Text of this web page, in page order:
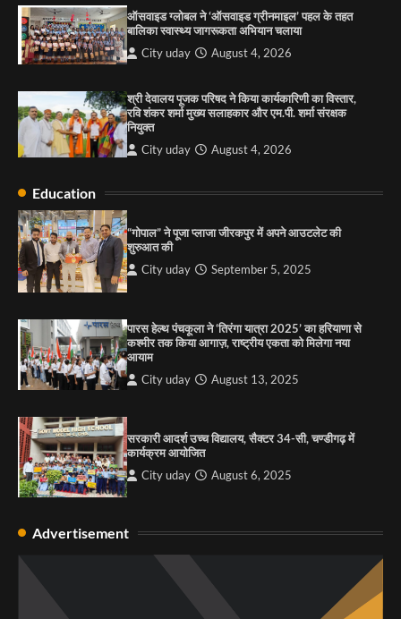
1
City uday September 5, 2025
कश्मीर तक किया आगाज़, राष्ट्रीय एकता को मिलेगा नया
आयाम
City uday
3
कार्यक्रम आयोजित
4
City uday August 6, 2025
ऑसवाइड ग्लोबल ने ‘ऑसवाइड ग्रीनमाइल’ पहल के तहत
बालिका स्वास्थ्य जागरूकता अभियान चलाया
City uday August 4, 2026
श्री देवालय पूजक परिषद ने किया कार्यकारिणी का विस्तार,
रवि शंकर शर्मा मुख्य सलाहकार और एम.पी. शर्मा संरक्षक
नियुक्त
City uday August 4, 2026
Education
“गोपाल” ने पूजा प्लाजा जीरकपुर में अपने आउटलेट की
शुरुआत की
City uday September 5, 2025
पारस हेल्थ पंचकूला ने ‘तिरंगा यात्रा 2025’ का हरियाणा से
कश्मीर तक किया आगाज़, राष्ट्रीय एकता को मिलेगा नया
आयाम
City uday August 13, 2025
सरकारी आदर्श उच्च विद्यालय, सैक्टर 34-सी, चण्डीगढ़ में
कार्यक्रम आयोजित
City uday August 6, 2025
Advertisement